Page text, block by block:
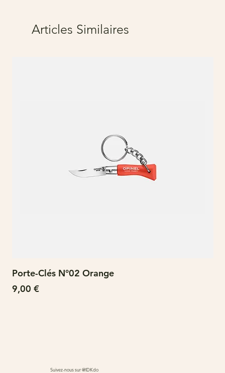
Articles Similaires
Porte-Clés N°02 Orange
Prix
9,00 €
Suivez-nous sur @IDKdo